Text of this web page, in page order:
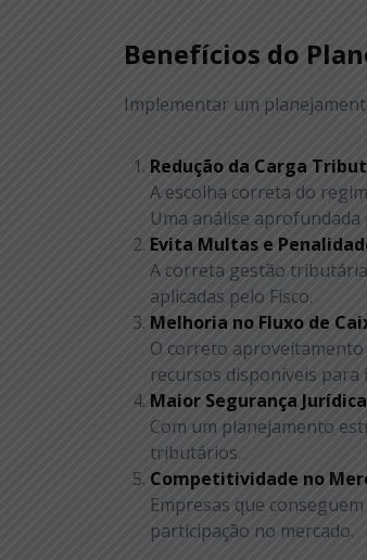
Benefícios do
Implementar um
Redução da Carga
A escolha correta do
Uma análise
Evita Multas e
A correta gestão
aplicadas pelo Fisco.
Melhoria no Fluxo de
O correto
recursos disponíveis para
Maior Segurança Jurídica
Com um planejamento
tributários.
Competitividade no
Empresas que
participação no mercado.